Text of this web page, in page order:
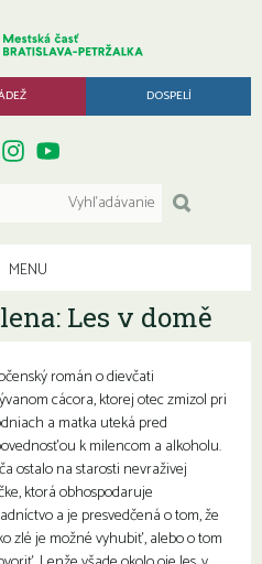
DOSPELÍ
MENU
Les v domě
román o dievčati
cácora, ktorej otec zmizol pri
a matka uteká pred
k milencom a alkoholu.
ostalo na starosti nevraživej
ktorá obhospodaruje
a je presvedčená o tom, že
zlé je možné vyhubiť, alebo o tom